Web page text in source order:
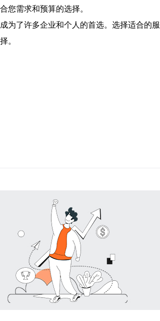
您需求和预算的选择。
为了许多企业和个人的首选。选择适合的
。